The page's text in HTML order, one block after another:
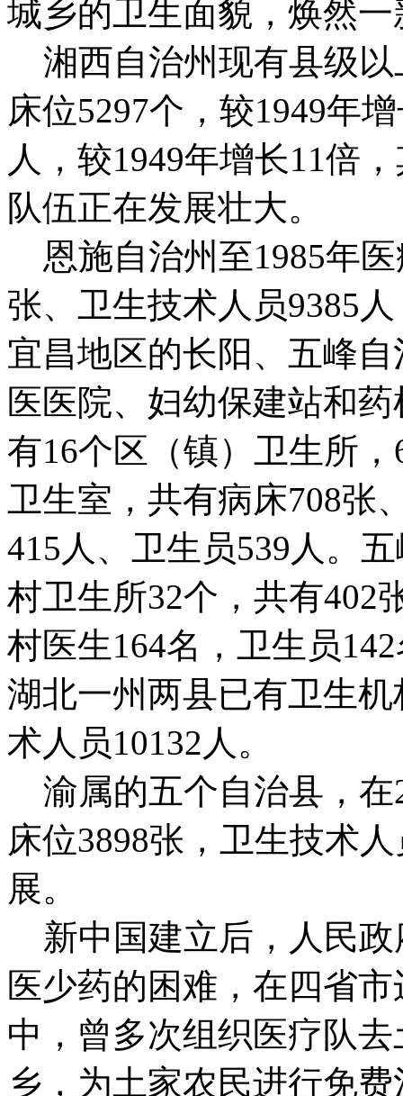
城乡的卫生面貌，焕然一
湘西自治州现有县级以
床位5297个，较1949年
人，较1949年增长11倍
队伍正在发展壮大。
恩施自治州至1985年医
张、卫生技术人员9385
宜昌地区的长阳、五峰
医医院、妇幼保建站和
有16个区（镇）卫生所
卫生室，共有病床708张
415人、卫生员539人。
村卫生所32个，共有402
村医生164名，卫生员
湖北一州两县已有卫生
术人员10132人。
渝属的五个自治县，在
床位3898张，卫生技术
展。
新中国建立后，人民政
医少药的困难，在四省
中，曾多次组织医疗队
乡，为土家农民进行免